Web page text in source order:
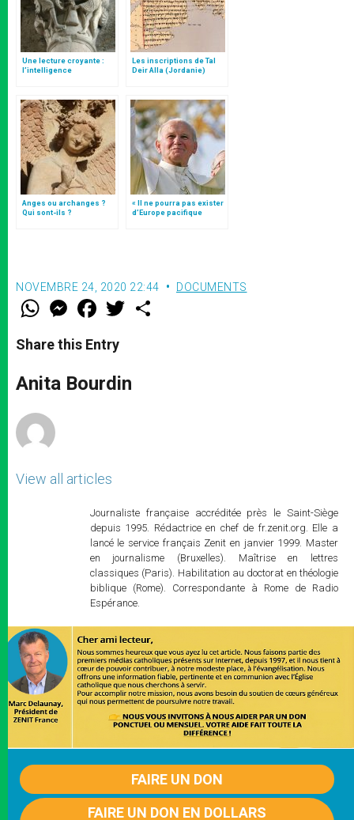
Une lecture croyante :
l’intelligence
Les inscriptions de Tal
Deir Alla (Jordanie)
Anges ou archanges ?
Qui sont-ils ?
« Il ne pourra pas exister
d’Europe pacifique
NOVEMBRE 24, 2020 22:44 DOCUMENTS
W
t
s
p
p
M
e
s
e
g
e
F
a
e
b
o
k
w
r
Share this Entry
Anita Bourdin
View all articles
Journaliste française accréditée près le Saint-Siège
depuis 1995. Rédactrice en chef de fr.zenit.org. Elle a
lancé le service français Zenit en janvier 1999. Master
en journalisme (Bruxelles). Maîtrise en lettres
classiques (Paris). Habilitation au doctorat en théologie
biblique (Rome). Correspondante à Rome de Radio
Espérance.
FAIRE UN DON
FAIRE UN DON EN DOLLARS